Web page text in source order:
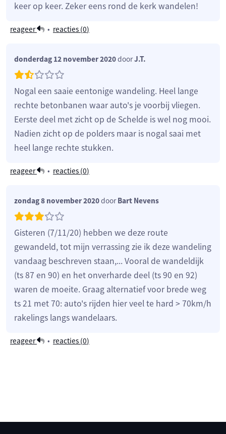
keer op keer. Zeker eens rond de kerk wandelen!
reageer • reacties (0)
donderdag 12 november 2020doorJ.T.
Nogal een saaie eentonige wandeling. Heel lange
rechte betonbanen waar auto's je voorbij vliegen.
Eerste deel met zicht op de Schelde is wel nog mooi.
Nadien zicht op de polders maar is nogal saai met
heel lange rechte stukken.
reageer • reacties (0)
zondag 8 november 2020doorBart Nevens
Gisteren (7/11/20) hebben we deze route
gewandeld, tot mijn verrassing zie ik deze wandeling
vandaag beschreven staan,... Vooral de wandeldijk
(ts 87 en 90) en het onverharde deel (ts 90 en 92)
waren de moeite. Graag alternatief voor brede weg
ts 21 met 70: auto's rijden hier veel te hard > 70km/h
rakelings langs wandelaars.
reageer • reacties (0)